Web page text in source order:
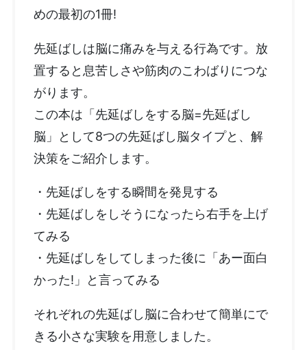
めの最初の1冊!
先延ばしは脳に痛みを与える行為です。放
置すると息苦しさや筋肉のこわばりにつな
がります。
この本は「先延ばしをする脳=先延ばし
脳」として8つの先延ばし脳タイプと、解
決策をご紹介します。
・先延ばしをする瞬間を発見する
・先延ばしをしそうになったら右手を上げ
てみる
・先延ばしをしてしまった後に「あー面白
かった!」と言ってみる
それぞれの先延ばし脳に合わせて簡単にで
きる小さな実験を用意しました。